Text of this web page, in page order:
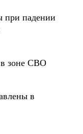
при падении
в зоне СВО
в